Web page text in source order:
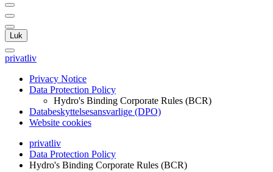
Luk
privatliv
Privacy Notice
Data Protection Policy
Hydro's Binding Corporate Rules (BCR)
Databeskyttelsesansvarlige (DPO)
Website cookies
privatliv
Data Protection Policy
Hydro's Binding Corporate Rules (BCR)